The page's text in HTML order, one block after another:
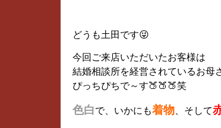
どうも土田です😜
今回ご来店いただいたお客様は
結婚相談所を経営されているお
ぴっちぴちで～す🍑🍑🍑笑
色白で、いかにも着物 、そして